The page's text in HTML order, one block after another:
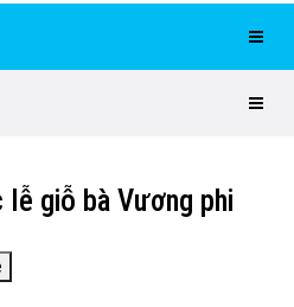
lễ giỗ bà Vương phi